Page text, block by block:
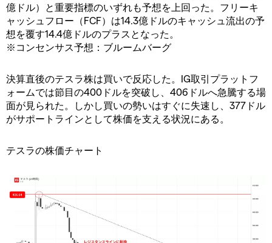
億ドル）と重要指標のいずれも予想を上回った。フリーキ
ャッシュフロー（FCF）は14.3億ドルのキャッシュ流出の予
想を覆す14.4億ドルのプラスとなった。
※コンセンサス予想：ブルームバーグ
決算直後のテスラ株は買いで反応した。IG取引プラットフ
ォームでは節目の400ドルを突破し、406ドルへ急騰する場
面が見られた。しかし買いの勢いはすぐに失速し、377ドル
がサポートラインとして株価を支える状況にある。
テスラの株価チャート